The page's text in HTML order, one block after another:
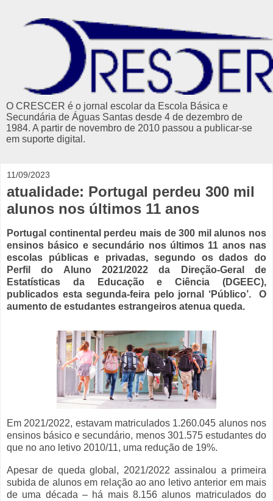
O CRESCER é o jornal escolar da Escola Básica e
Secundária de Águas Santas desde 4 de dezembro de
1984. A partir de novembro de 2010 passou a publicar-se
em suporte digital.
11/09/2023
atualidade: Portugal perdeu 300 mil
alunos nos últimos 11 anos
Portugal continental perdeu mais de 300 mil alunos nos
ensinos básico e secundário nos últimos 11 anos nas
escolas públicas e privadas, segundo os dados do
Perfil do Aluno 2021/2022 da Direção-Geral de
Estatísticas da Educação e Ciência (DGEEC),
publicados esta segunda-feira pelo jornal ‘Público’.
O
aumento de estudantes estrangeiros atenua queda.
Em 2021/2022, estavam matriculados 1.260.045 alunos nos
ensinos básico e secundário, menos 301.575 estudantes do
que no ano letivo 2010/11, uma redução de 19%.
Apesar de queda global, 2021/2022 assinalou a primeira
subida de alunos em relação ao ano letivo anterior em mais
de uma década – há mais 8.156 alunos matriculados do